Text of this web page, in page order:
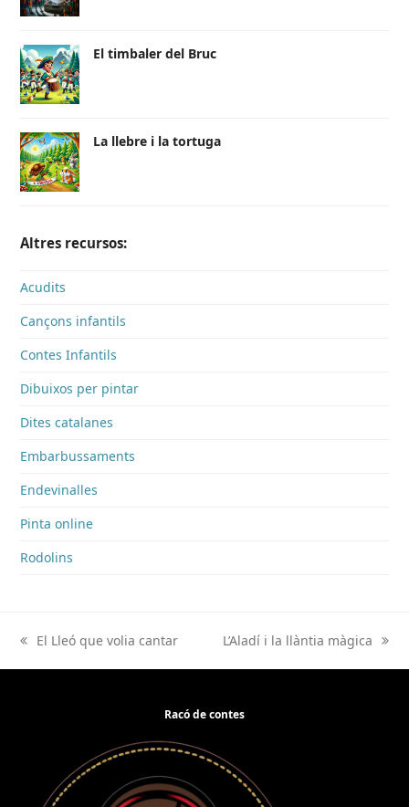
El timbaler del Bruc
La llebre i la tortuga
Altres recursos:
Acudits
Cançons infantils
Contes Infantils
Dibuixos per pintar
Dites catalanes
Embarbussaments
Endevinalles
Pinta online
Rodolins
previous
post:
El Lleó que volia cantar
next
post:
L’Aladí i la llàntia màgica
Racó de contes